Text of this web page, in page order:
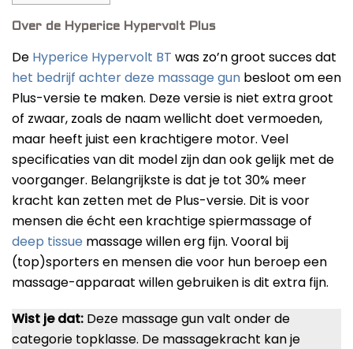
Over de Hyperice Hypervolt Plus
De Hyperice Hypervolt BT was zo’n groot succes dat
het bedrijf achter deze massage gun besloot om een
Plus-versie te maken. Deze versie is niet extra groot
of zwaar, zoals de naam wellicht doet vermoeden,
maar heeft juist een krachtigere motor. Veel
specificaties van dit model zijn dan ook gelijk met de
voorganger. Belangrijkste is dat je tot 30% meer
kracht kan zetten met de Plus-versie. Dit is voor
mensen die écht een krachtige spiermassage of
deep tissue massage willen erg fijn. Vooral bij
(top)sporters en mensen die voor hun beroep een
massage-apparaat willen gebruiken is dit extra fijn.
Wist je dat: Deze massage gun valt onder de
categorie topklasse. De massagekracht kan je